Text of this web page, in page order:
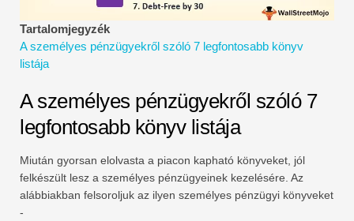
Pénzügyi modellezési oktatóanyagok
Teljes alak
Tartalomjegyzék
A személyes pénzügyekről szóló 7 legfontosabb könyv
listája
A személyes pénzügyekről szóló 7
legfontosabb könyv listája
Miután gyorsan elolvasta a piacon kapható könyveket, jól
felkészült lesz a személyes pénzügyeinek kezelésére. Az
alábbiakban felsoroljuk az ilyen személyes pénzügyi könyveket
-